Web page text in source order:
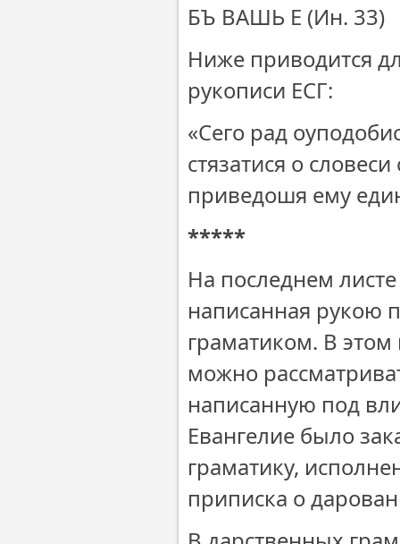
БЪ ВАШЬ
Ниже приводится
рукописи ЕСГ:
«Сего рад
стязатися о
приведошя ему
*****
На последнем
написанная рукою
граматиком. В этом
можно
написанную под
Евангелие было
граматику,
приписка о